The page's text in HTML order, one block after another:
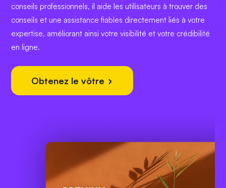
conseils professionnels, il aide les utilisateurs à trouver des
conseils et une assistance fiables directement liés à votre
expertise, améliorant ainsi votre visibilité et votre crédibilité
en ligne.
Obtenez le vôtre